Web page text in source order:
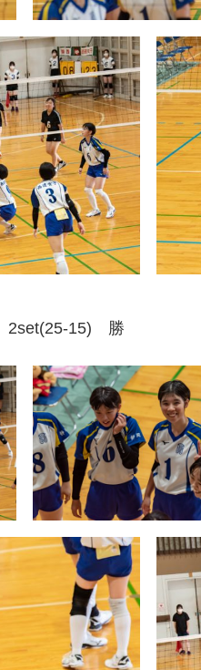
2set(25-15) 勝